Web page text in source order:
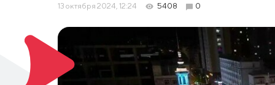
13 октября 2024, 12:24 5408 0